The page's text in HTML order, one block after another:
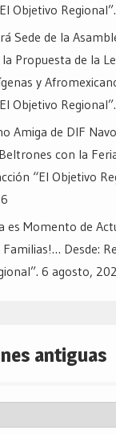
Objetivo Regional”.
Sede de la
Propuesta de la
y
Objetivo Regional”.
Amiga de DIF
con la
“El Objetivo
es Momento de
Desde:
6 agosto,
antiguas